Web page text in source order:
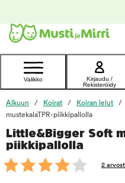
Ota yhteyttä
asiakaspalveluun
Valikko
Kirjaudu /
Rekisteröidy
Alkuun Koirat Koiran lelut
mustekalaTPR-piikkipallolla
Little&Bigger Soft
piikkipallolla
2
foo